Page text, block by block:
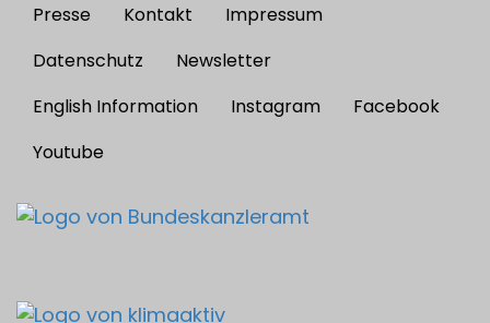
Footer
menu
Presse Kontakt
Impressum
Datenschutz
Newsletter
English Information
Instagram
Facebook
Youtube